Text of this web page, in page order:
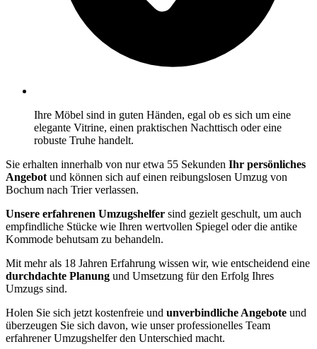
Ihre Möbel sind in guten Händen, egal ob es sich um eine
elegante Vitrine, einen praktischen Nachttisch oder eine
robuste Truhe handelt.
Sie erhalten innerhalb von nur etwa 55 Sekunden Ihr persönliches
Angebot und können sich auf einen reibungslosen Umzug von
Bochum nach Trier verlassen.
Unsere erfahrenen Umzugshelfer sind gezielt geschult, um auch
empfindliche Stücke wie Ihren wertvollen Spiegel oder die antike
Kommode behutsam zu behandeln.
Mit mehr als 18 Jahren Erfahrung wissen wir, wie entscheidend eine
durchdachte Planung und Umsetzung für den Erfolg Ihres
Umzugs sind.
Holen Sie sich jetzt kostenfreie und unverbindliche Angebote und
überzeugen Sie sich davon, wie unser professionelles Team
erfahrener Umzugshelfer den Unterschied macht.